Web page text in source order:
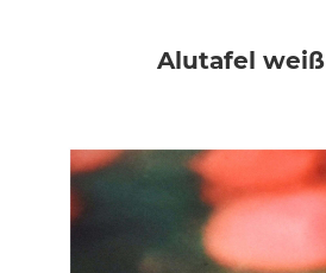
Alutafel weiß